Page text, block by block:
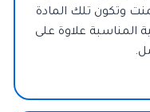
وتكون تلك المادة
المناسبة علاوة على